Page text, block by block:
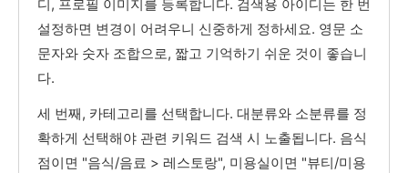
디, 프로필 이미지를 등록합니다. 검색용 아이디는 한 번
설정하면 변경이 어려우니 신중하게 정하세요. 영문 소
문자와 숫자 조합으로, 짧고 기억하기 쉬운 것이 좋습니
다.
세 번째, 카테고리를 선택합니다. 대분류와 소분류를 정
확하게 선택해야 관련 키워드 검색 시 노출됩니다. 음식
점이면 "음식/음료 > 레스토랑", 미용실이면 "뷰티/미용